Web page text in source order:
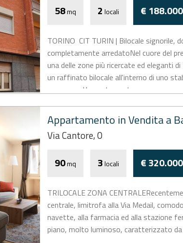
58mq 2 locali € 188.000
TORINO  CIT TURIN | Bilocale signorile,
completamente arredatoNel cuore del
una delle zone più ricercate ed eleganti
un raffinato bilocale all'interno di uno
ascensore.L'appartamento,...
Appartamento in Vendita a
Via Cantore, 0
90mq 3locali € 320.000
TRILOCALE ZONA
centrale, limitrofa alla Via Medail,
navette, alla farmacia ed alla stazione
piano, molto luminoso, caratterizzato